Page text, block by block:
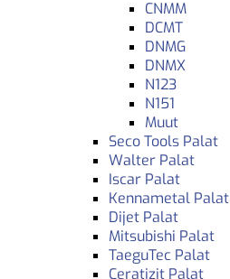
CNMM
DCMT
DNMG
DNMX
N123
N151
Muut
Seco Tools Palat
Walter Palat
Iscar Palat
Kennametal Palat
Dijet Palat
Mitsubishi Palat
TaeguTec Palat
Ceratizit Palat